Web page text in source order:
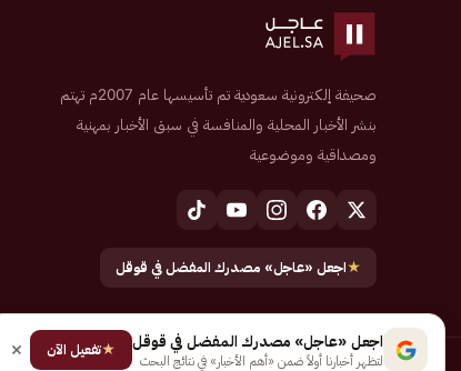
صحيفة إلكترونية سعودية تم تأسيسها عام 2007م تهتم
بنشر الأخبار المحلية والمنافسة في سبق الأخبار بمهنية
ومصداقية وموضوعية
★اجعل «عاجل» مصدرك المفضل في قوقل
اجعل «عاجل» مصدرك المفضل في قوقل
لتظهر أخبارنا أولاً ضمن «أهم الأخبار» في نتائج البحث
★تفعيل الآن